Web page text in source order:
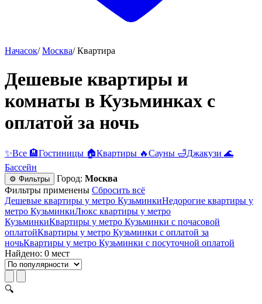
Начасок/ Москва/ Квартира
Дешевые квартиры и
комнаты в Кузьминках с
оплатой за ночь
✨Все 🏨Гостиницы 🏠Квартиры 🔥Сауны 🛁Джакузи 🌊
Бассейн
⚙ Фильтры Город: Москва
Фильтры применены Сбросить всё
Дешевые квартиры у метро КузьминкиНедорогие квартиры у
метро КузьминкиЛюкс квартиры у метро
КузьминкиКвартиры у метро Кузьминки c почасовой
оплатойКвартиры у метро Кузьминки с оплатой за
ночьКвартиры у метро Кузьминки c посуточной оплатой
Найдено: 0 мест
🔍